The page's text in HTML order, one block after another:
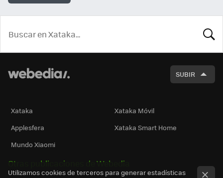
SUBIR
Xataka
Xataka Móvil
Applesfera
Xataka Smart Home
Mundo Xiaomi
Otras publicaciones de Webedia
Utilizamos cookies de terceros para generar estadísticas